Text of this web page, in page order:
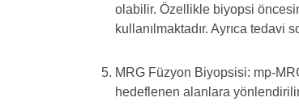
olabilir. Özellikle biyopsi
kullanılmaktadır. Ayrıca tedavi
MRG Füzyon Biyopsisi: mp-
hedeflenen alanlara